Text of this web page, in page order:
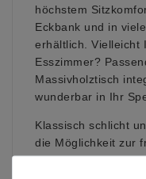
höchstem
Eckbank und in
erhältlich. Vielleicht
Esszimmer?
Massivholztisch
wunderbar in Ihr
Klassisch schlicht
die Möglichkeit zur
und Sitzflächen aus